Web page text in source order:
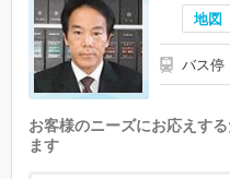
地図
バス停
お客様のニーズにお応えす
ます